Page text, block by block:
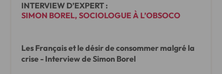
INTERVIEW D’EXPERT :
SIMON BOREL, SOCIOLOGUE À L’OBSOCO
Les Français et le désir de consommer malgré la
crise - Interview de Simon Borel